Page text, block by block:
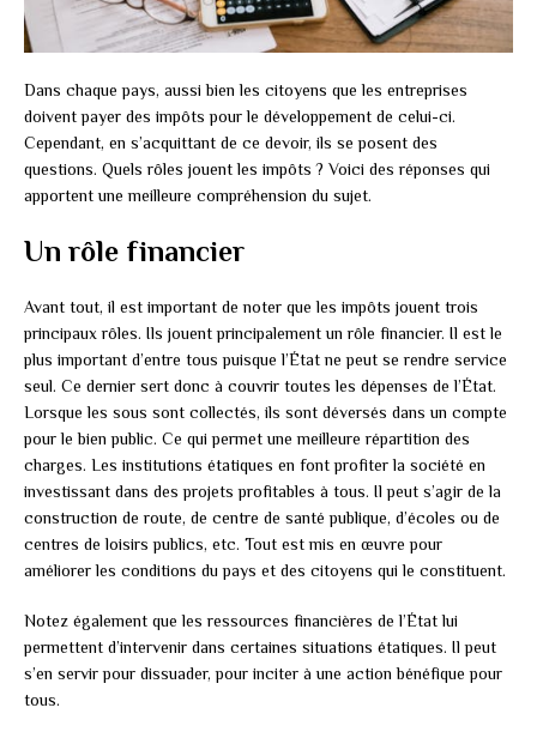
Dans chaque pays, aussi bien les citoyens que les entreprises
doivent payer des impôts pour le développement de celui-ci.
Cependant, en s’acquittant de ce devoir, ils se posent des
questions. Quels rôles jouent les impôts ? Voici des réponses qui
apportent une meilleure compréhension du sujet.
Un rôle financier
Avant tout, il est important de noter que les impôts jouent trois
principaux rôles. Ils jouent principalement un rôle financier. Il est le
plus important d’entre tous puisque l’État ne peut se rendre service
seul. Ce dernier sert donc à couvrir toutes les dépenses de l’État.
Lorsque les sous sont collectés, ils sont déversés dans un compte
pour le bien public. Ce qui permet une meilleure répartition des
charges. Les institutions étatiques en font profiter la société en
investissant dans des projets profitables à tous. Il peut s’agir de la
construction de route, de centre de santé publique, d’écoles ou de
centres de loisirs publics, etc. Tout est mis en œuvre pour
améliorer les conditions du pays et des citoyens qui le constituent.
Notez également que les ressources financières de l’État lui
permettent d’intervenir dans certaines situations étatiques. Il peut
s’en servir pour dissuader, pour inciter à une action bénéfique pour
tous.